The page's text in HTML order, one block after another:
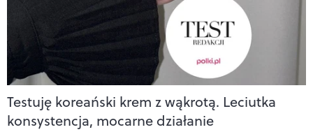
Testuję koreański krem z wąkrotą. Leciutka
konsystencja, mocarne działanie